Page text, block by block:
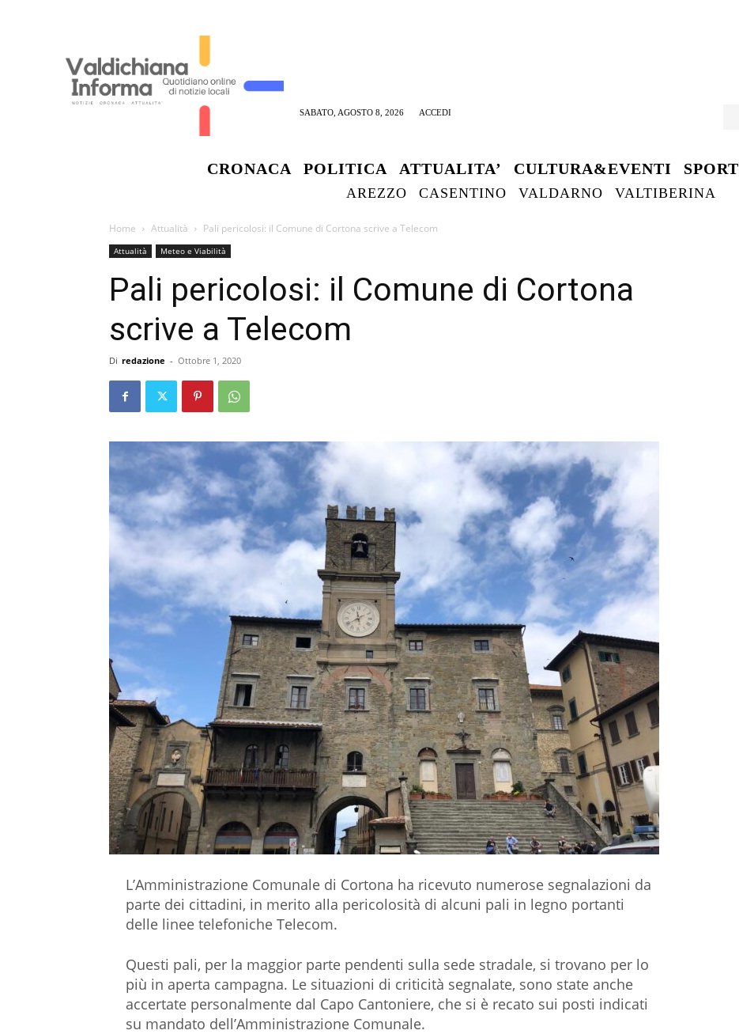
SABATO, AGOSTO 8, 2026 ACCEDI
CRONACA POLITICA ATTUALITA’ CULTURA&EVENTI SPORT
AREZZO CASENTINO VALDARNO VALTIBERINA
Home Attualità Pali pericolosi: il Comune di Cortona scrive a Telecom
Attualità Meteo e Viabilità
Pali pericolosi: il Comune di Cortona
scrive a Telecom
Di redazione - Ottobre 1, 2020
L’Amministrazione Comunale di Cortona ha ricevuto numerose segnalazioni da
parte dei cittadini, in merito alla pericolosità di alcuni pali in legno portanti
delle linee telefoniche Telecom.
Questi pali, per la maggior parte pendenti sulla sede stradale, si trovano per lo
più in aperta campagna. Le situazioni di criticità segnalate, sono state anche
accertate personalmente dal Capo Cantoniere, che si è recato sui posti indicati
su mandato dell’Amministrazione Comunale.